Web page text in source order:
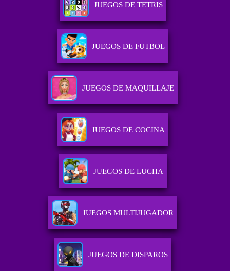
JUEGOS DE TETRIS
JUEGOS DE FUTBOL
JUEGOS DE MAQUILLAJE
JUEGOS DE COCINA
JUEGOS DE LUCHA
JUEGOS MULTIJUGADOR
JUEGOS DE DISPAROS